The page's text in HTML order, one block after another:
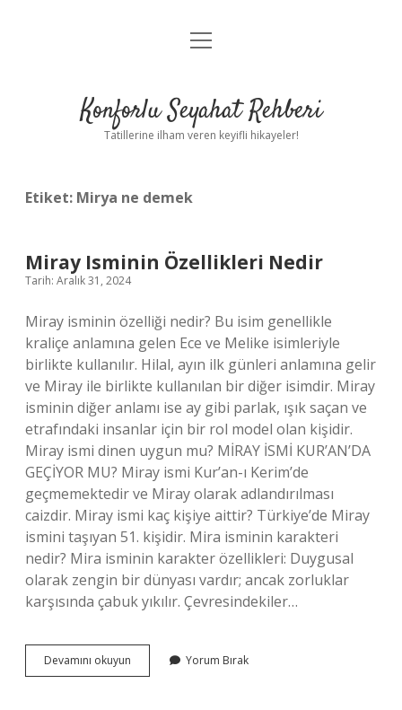
Anasayfa
Yasal Uyarı
menüyü
Konforlu Seyahat Rehberi
Tatillerine ilham veren keyifli hikayeler!
Etiket: Mirya ne demek
Miray Isminin Özellikleri Nedir
Tarih: Aralık 31, 2024
Miray isminin özelliği nedir? Bu isim genellikle
kraliçe anlamına gelen Ece ve Melike isimleriyle
birlikte kullanılır. Hilal, ayın ilk günleri anlamına gelir
ve Miray ile birlikte kullanılan bir diğer isimdir. Miray
isminin diğer anlamı ise ay gibi parlak, ışık saçan ve
etrafındaki insanlar için bir rol model olan kişidir.
Miray ismi dinen uygun mu? MİRAY İSMİ KUR’AN’DA
GEÇİYOR MU? Miray ismi Kur’an-ı Kerim’de
geçmemektedir ve Miray olarak adlandırılması
caizdir. Miray ismi kaç kişiye aittir? Türkiye’de Miray
ismini taşıyan 51. kişidir. Mira isminin karakteri
nedir? Mira isminin karakter özellikleri: Duygusal
olarak zengin bir dünyası vardır; ancak zorluklar
karşısında çabuk yıkılır. Çevresindekiler…
Devamını okuyun
Isminin
Yorum Bırak